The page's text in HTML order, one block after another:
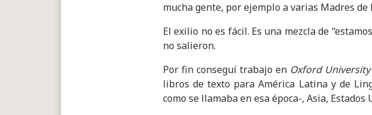
mucha gente, por ejemplo a varias Madres de
El exilio no es fácil. Es una mezcla de
no salieron.
Por fin conseguí trabajo en Oxford
libros de texto para América Latina y de
como se llamaba en esa época-, Asia, Estados